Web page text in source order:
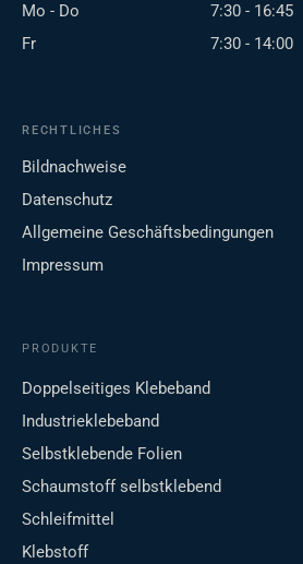
Mo - Do
7:30 - 16:45
Fr
7:30 - 14:00
RECHTLICHES
Bildnachweise
Datenschutz
Allgemeine Geschäftsbedingungen
Impressum
PRODUKTE
Doppelseitiges Klebeband
Industrieklebeband
Selbstklebende Folien
Schaumstoff selbstklebend
Schleifmittel
Klebstoff